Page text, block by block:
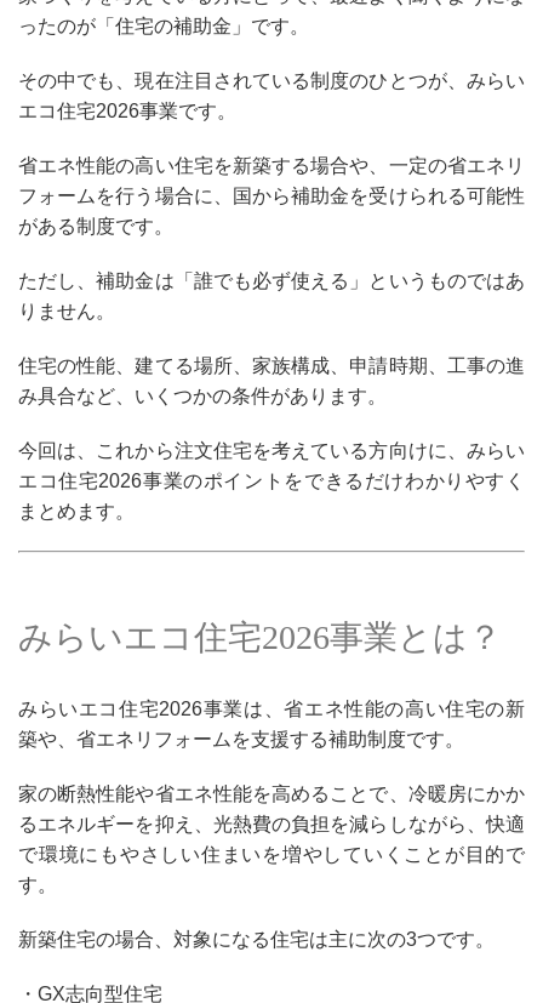
ったのが「住宅の補助金」です。
その中でも、現在注目されている制度のひとつが、 みらい
エコ住宅2026事業です。
省エネ性能の高い住宅を新築する場合や、一定の省エネリ
フォームを行う場合に、国から補助金を受けられる可能性
がある制度です。
ただし、補助金は「誰でも必ず使える」というものではあ
りません。
住宅の性能、建てる場所、家族構成、申請時期、工事の進
み具合など、いくつかの条件があります。
今回は、これから注文住宅を考えている方向けに、みらい
エコ住宅2026事業のポイントをできるだけわかりやすく
まとめます。
みらいエコ住宅2026事業とは？
みらいエコ住宅2026事業は、省エネ性能の高い住宅の新
築や、省エネリフォームを支援する補助制度です。
家の断熱性能や省エネ性能を高めることで、冷暖房にかか
るエネルギーを抑え、光熱費の負担を減らしながら、快適
で環境にもやさしい住まいを増やしていくことが目的で
す。
新築住宅の場合、対象になる住宅は主に次の3つです。
・GX志向型住宅